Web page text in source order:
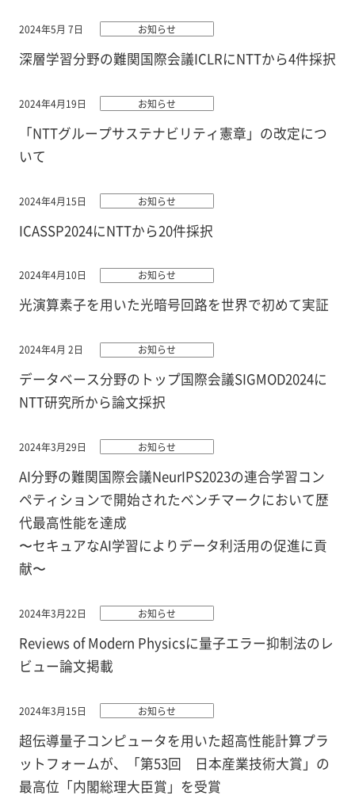
2024年5月 7日 お知らせ
深層学習分野の難関国際会議ICLRにNTTから4件採択
2024年4月19日 お知らせ
「NTTグループサステナビリティ憲章」の改定につ
いて
2024年4月15日 お知らせ
ICASSP2024にNTTから20件採択
2024年4月10日 お知らせ
光演算素子を用いた光暗号回路を世界で初めて実証
2024年4月 2日 お知らせ
データベース分野のトップ国際会議SIGMOD2024に
NTT研究所から論文採択
2024年3月29日 お知らせ
AI分野の難関国際会議NeurIPS2023の連合学習コン
ペティションで開始されたベンチマークにおいて歴
代最高性能を達成
〜セキュアなAI学習によりデータ利活用の促進に貢
献〜
2024年3月22日 お知らせ
Reviews of Modern Physicsに量子エラー抑制法のレ
ビュー論文掲載
2024年3月15日 お知らせ
超伝導量子コンピュータを用いた超高性能計算プラ
ットフォームが、「第53回 日本産業技術大賞」の
最高位「内閣総理大臣賞」を受賞